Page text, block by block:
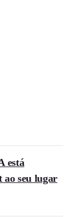
está
ao seu lugar